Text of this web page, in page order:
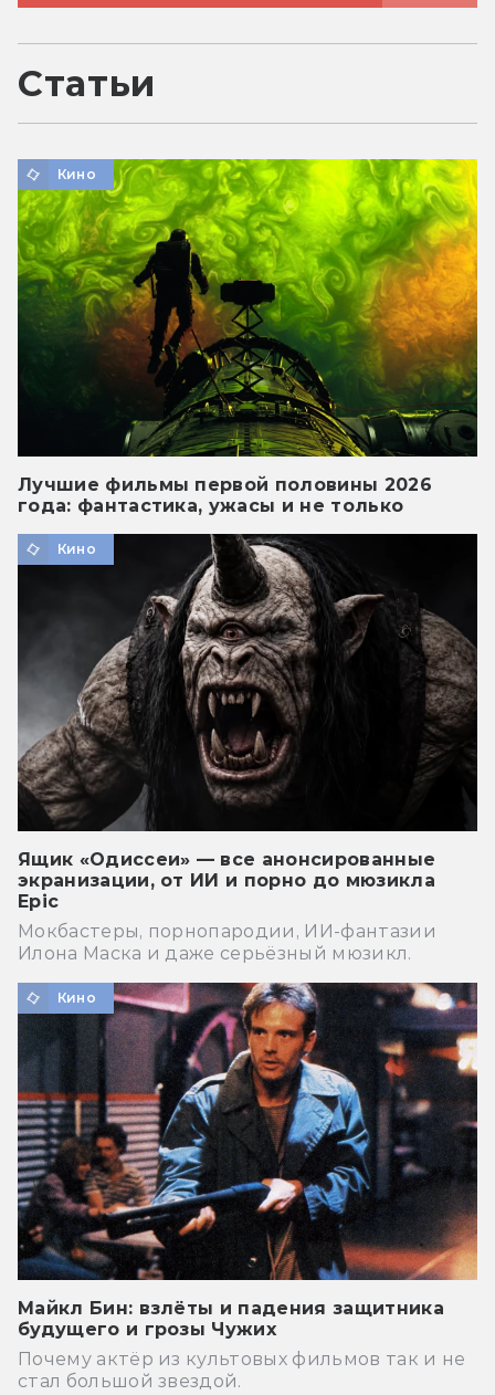
Статьи
Кино
Лучшие фильмы первой половины 2026
года: фантастика, ужасы и не только
Кино
Ящик «Одиссеи» — все анонсированные
экранизации, от ИИ и порно до мюзикла
Epic
Мокбастеры, порнопародии, ИИ-фантазии
Илона Маска и даже серьёзный мюзикл.
Кино
Майкл Бин: взлёты и падения защитника
будущего и грозы Чужих
Почему актёр из культовых фильмов так и не
стал большой звездой.